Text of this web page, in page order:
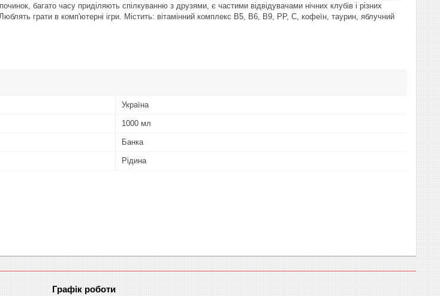
багато часу приділяють спілкуванню з друзями, є частими відвідувачами нічних клубів і різних
грати в комп'ютерні ігри. Містить: вітамінний комплекс B5, B6, B9, PP, C, кофеїн, таурин, яблучний
Україна
1000 мл
Банка
Рідина
Графік роботи